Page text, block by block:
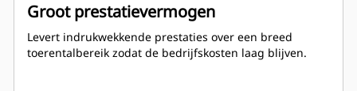
Groot prestatievermogen
Levert indrukwekkende prestaties over een breed
toerentalbereik zodat de bedrijfskosten laag blijven.